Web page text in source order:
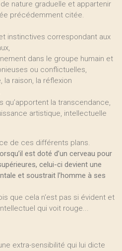
nature graduelle et appartenir
précédemment citée.
instinctives correspondant aux
dans le groupe humain et
ou conflictuelles,
la raison, la réflexion
qu’apportent la transcendance,
artistique, intellectuelle
de ces différents plans.
est doté d’un cerveau pour
celui-ci devient une
et soustrait l’homme à ses
que cela n‘est pas si évident et
qui voit rouge...
extra-sensibilité qui lui dicte